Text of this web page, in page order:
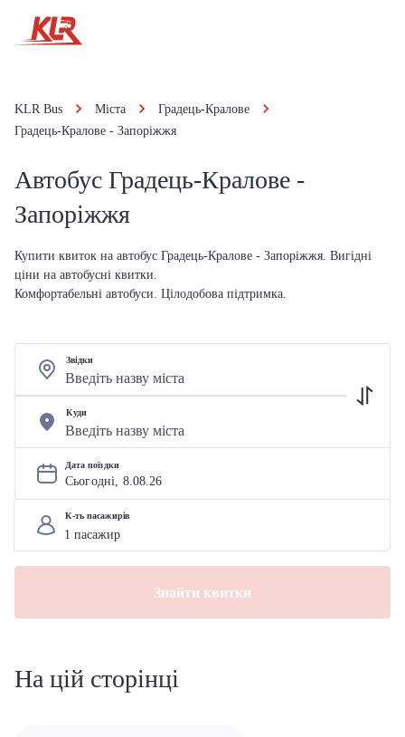
KLR Bus Міста
Градець-Кралове
Градець-Кралове - Запоріжжя
Автобус Градець-Кралове -
Запоріжжя
Купити квиток на автобус Градець-Кралове - Запоріжжя. Вигідні
ціни на автобусні квитки.
Комфортабельні автобуси. Цілодобова підтримка.
Звідки
Куди
Дата поїздки
Сьогодні, 8.08.26
К-ть пасажирів
Знайти квитки
На цій сторінці